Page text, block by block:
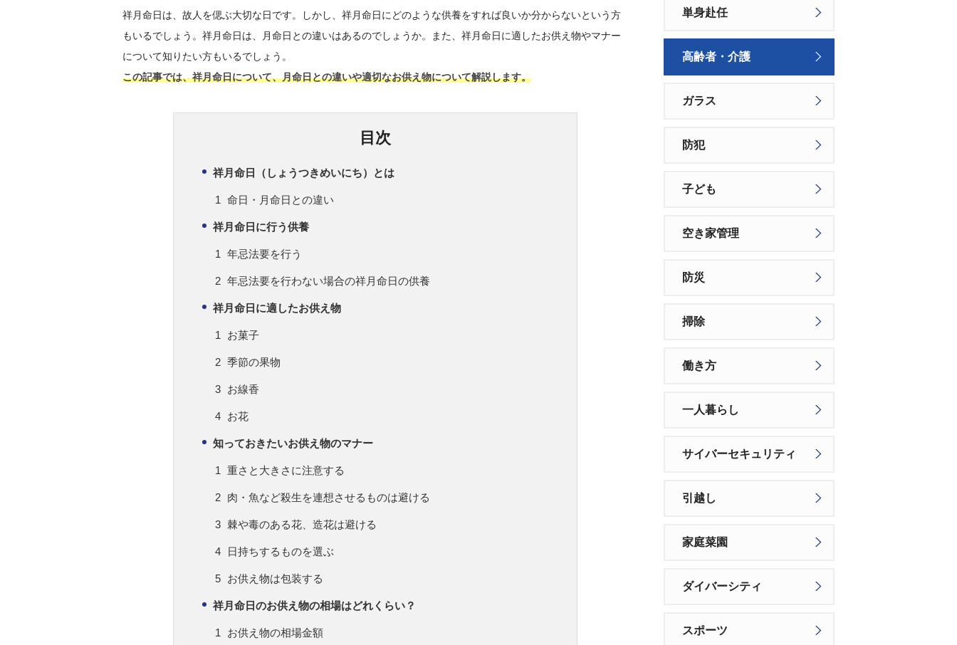
祥月命日は、故人を偲ぶ大切な日です。しかし、祥月命日にどのような供養をすれば良いか分からないという方
もいるでしょう。祥月命日は、月命日との違いはあるのでしょうか。また、祥月命日に適したお供え物やマナー
について知りたい方もいるでしょう。
この記事では、祥月命日について、月命日との違いや適切なお供え物について解説します。
目次
祥月命日（しょうつきめいにち）とは
命日・月命日との違い
祥月命日に行う供養
年忌法要を行う
年忌法要を行わない場合の祥月命日の供養
祥月命日に適したお供え物
お菓子
季節の果物
お線香
お花
知っておきたいお供え物のマナー
重さと大きさに注意する
肉・魚など殺生を連想させるものは避ける
棘や毒のある花、造花は避ける
日持ちするものを選ぶ
お供え物は包装する
祥月命日のお供え物の相場はどれくらい？
お供え物の相場金額
単身赴任
高齢者・介護
ガラス
防犯
子ども
空き家管理
防災
掃除
働き方
一人暮らし
サイバーセキュリティ
引越し
家庭菜園
ダイバーシティ
スポーツ